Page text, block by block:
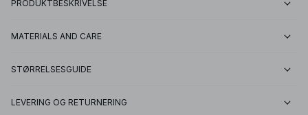
PRODUKTBESKRIVELSE
MATERIALS AND CARE
STØRRELSESGUIDE
LEVERING OG RETURNERING